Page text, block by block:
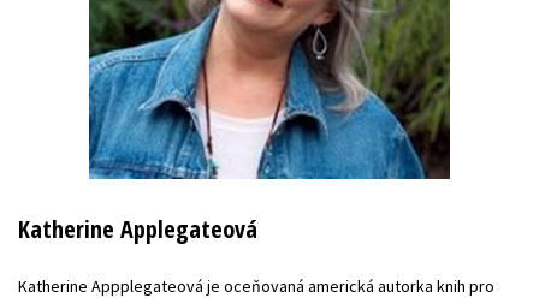
Katherine Applegateová
Katherine Appplegateová je oceňovaná americká autorka knih pro